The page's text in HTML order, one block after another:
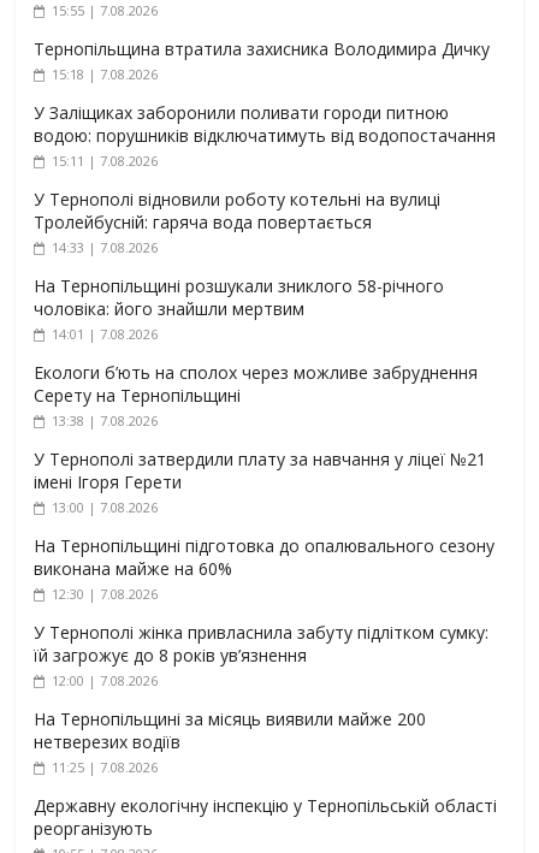
15:55 | 7.08.2026
Тернопільщина втратила захисника Володимира Дичку
15:18 | 7.08.2026
У Заліщиках заборонили поливати городи питною
водою: порушників відключатимуть від водопостачання
15:11 | 7.08.2026
У Тернополі відновили роботу котельні на вулиці
Тролейбусній: гаряча вода повертається
14:33 | 7.08.2026
На Тернопільщині розшукали зниклого 58-річного
чоловіка: його знайшли мертвим
14:01 | 7.08.2026
Екологи б’ють на сполох через можливе забруднення
Серету на Тернопільщині
13:38 | 7.08.2026
У Тернополі затвердили плату за навчання у ліцеї №21
імені Ігоря Герети
13:00 | 7.08.2026
На Тернопільщині підготовка до опалювального сезону
виконана майже на 60%
12:30 | 7.08.2026
У Тернополі жінка привласнила забуту підлітком сумку:
їй загрожує до 8 років ув’язнення
12:00 | 7.08.2026
На Тернопільщині за місяць виявили майже 200
нетверезих водіїв
11:25 | 7.08.2026
Державну екологічну інспекцію у Тернопільській області
реорганізують